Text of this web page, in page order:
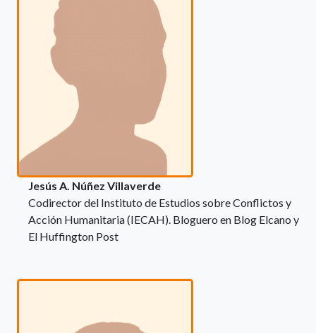
Jesús A. Núñez Villaverde
Codirector del Instituto de Estudios sobre Conflictos y
Acción Humanitaria (IECAH). Bloguero en Blog Elcano y
El Huffington Post